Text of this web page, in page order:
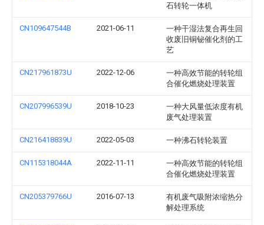
石转轮一体机
CN109647544B 2021-06-11
一种干湿法复合再生回
收废旧铜铋催化剂的工
艺
CN217961873U 2022-12-06
一种高效节能的转轮组
合催化燃烧处理装置
CN207996539U 2018-10-23
一种大风量低浓度有机
废气处理装置
CN216418839U 2022-05-03 一种沸石转轮装置
CN115318044A 2022-11-11
一种高效节能的转轮组
合催化燃烧处理装置
CN205379766U 2016-07-13
有机废气吸附浓缩热分
解处理系统